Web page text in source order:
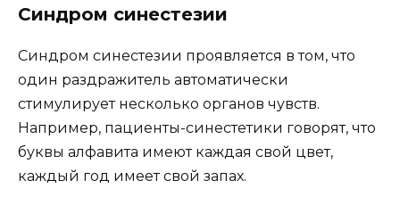
Синдром синестезии
Синдром синестезии проявляется в том, что
один раздражитель автоматически
стимулирует несколько органов чувств.
Например, пациенты-синестетики говорят, что
буквы алфавита имеют каждая свой цвет,
каждый год имеет свой запах.